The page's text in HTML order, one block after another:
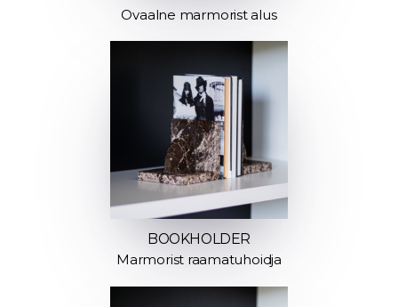
Ovaalne marmorist alus
BOOKHOLDER
Marmorist raamatuhoidja